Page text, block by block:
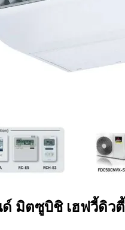
ด์ มิตซูบิชิ เฮฟวี้ดิวตี้